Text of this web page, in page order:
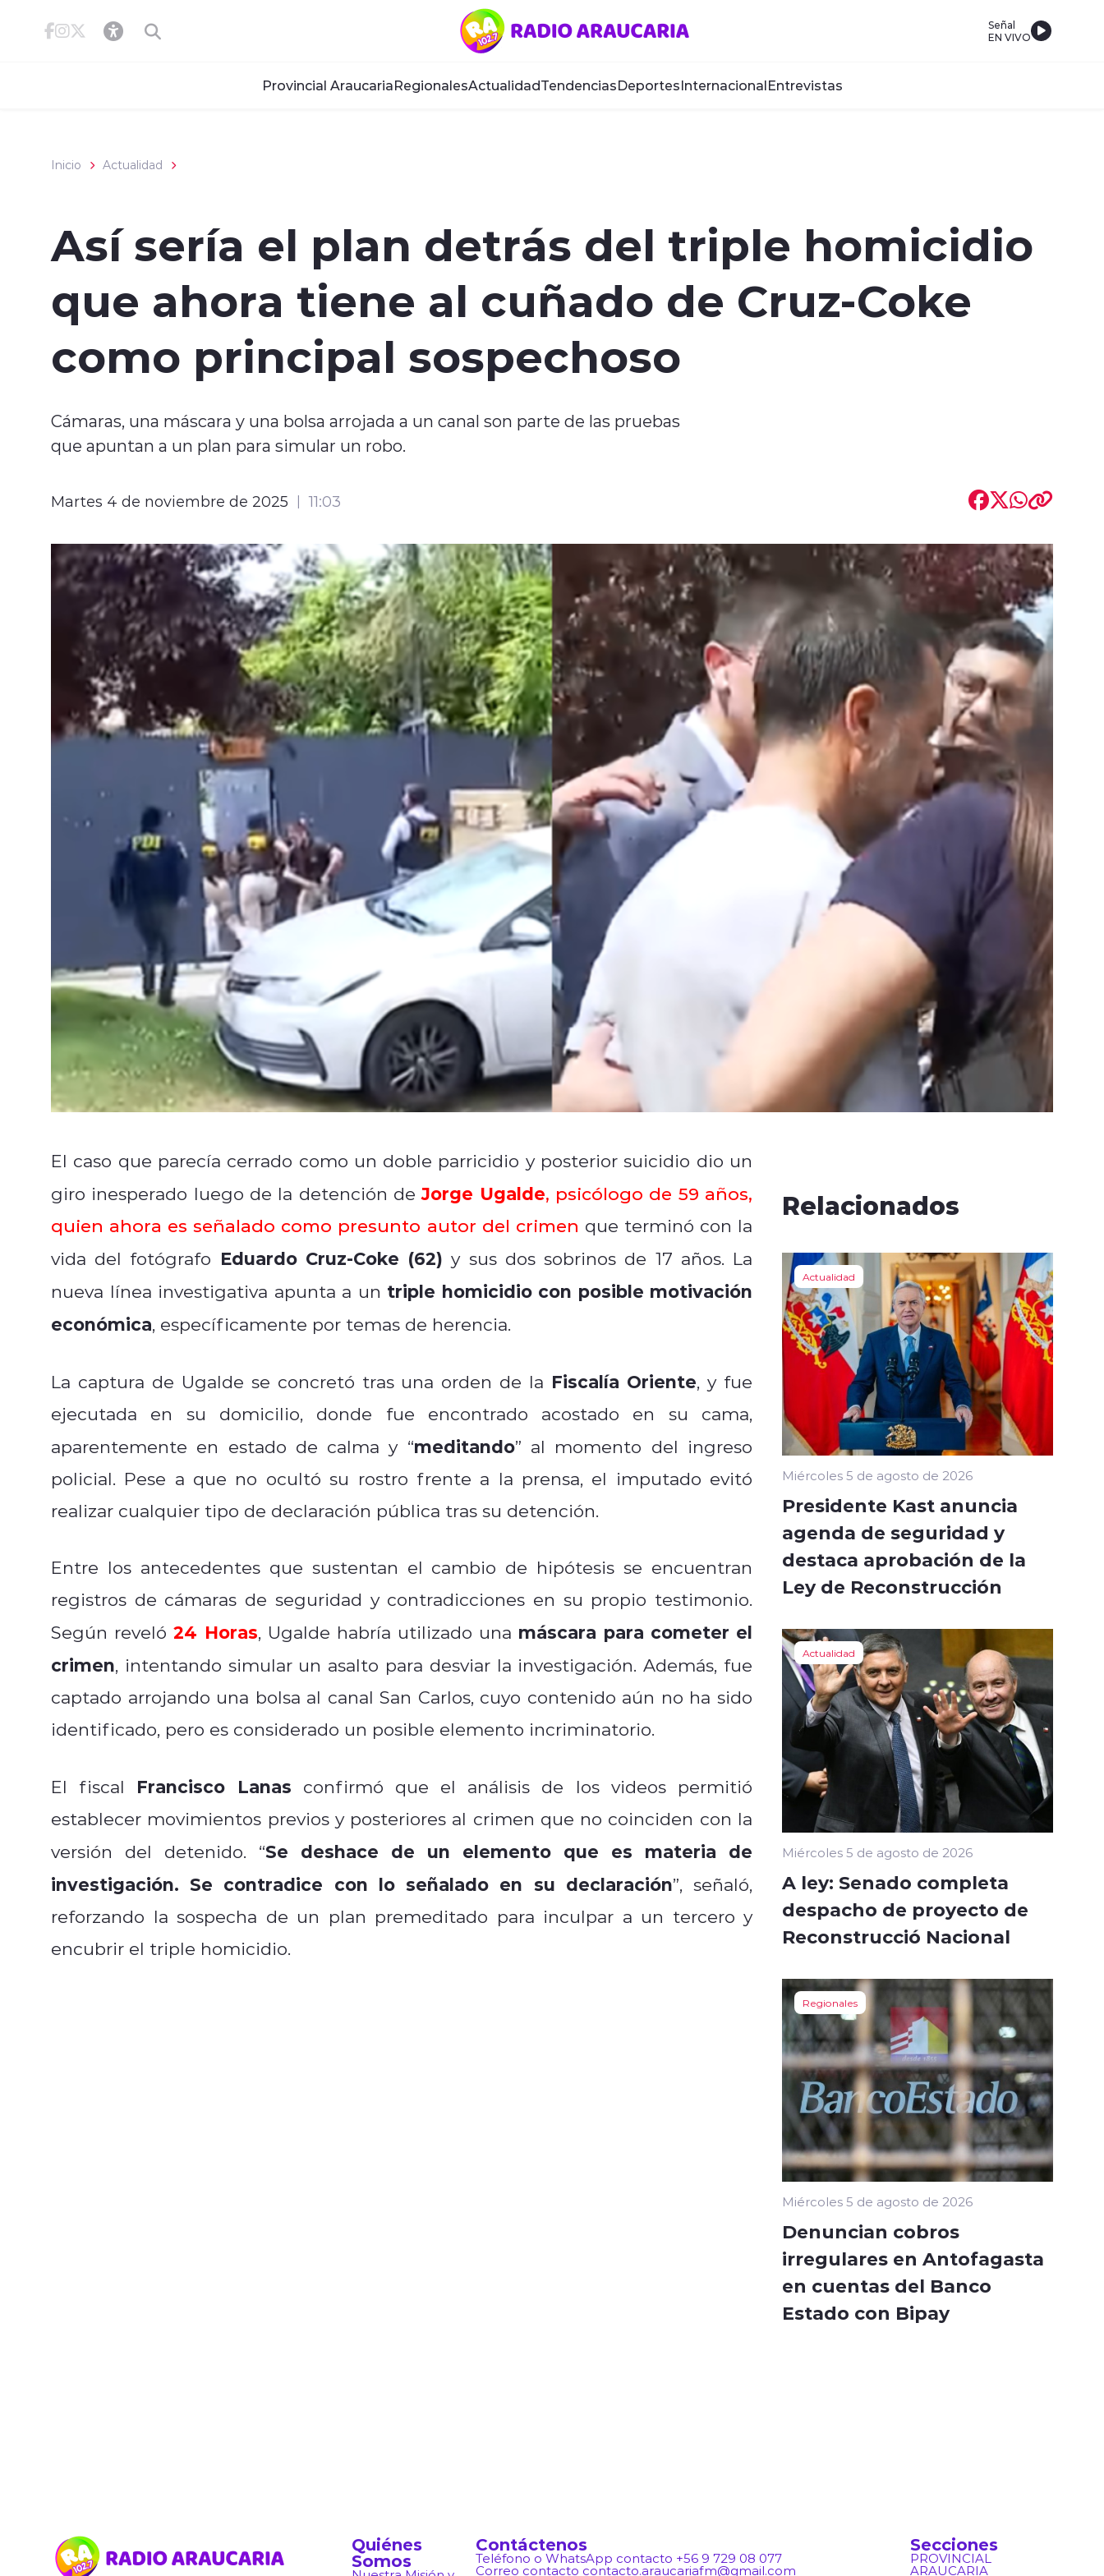
Señal
EN VIVO
Provincial AraucariaRegionalesActualidadTendenciasDeportesInternacionalEntrevistas
Inicio Actualidad
Así sería el plan detrás del triple homicidio
que ahora tiene al cuñado de Cruz-Coke
como principal sospechoso
Cámaras, una máscara y una bolsa arrojada a un canal son parte de las pruebas
que apuntan a un plan para simular un robo.
Martes 4 de noviembre de 2025 11:03
El caso que parecía cerrado como un doble parricidio y posterior suicidio dio un
giro inesperado luego de la detención deJorge Ugalde, psicólogo de 59 años,
quien ahora es señalado como presunto autor del crimen que terminó con la
vida del fotógrafo Eduardo Cruz-Coke (62) y sus dos sobrinos de 17 años. La
nueva línea investigativa apunta a un triple homicidio con posible motivación
económica, específicamente por temas de herencia.
La captura de Ugalde se concretó tras una orden de la Fiscalía Oriente, y fue
ejecutada en su domicilio, donde fue encontrado acostado en su cama,
aparentemente en estado de calma y “meditando” al momento del ingreso
policial. Pese a que no ocultó su rostro frente a la prensa, el imputado evitó
realizar cualquier tipo de declaración pública tras su detención.
Entre los antecedentes que sustentan el cambio de hipótesis se encuentran
registros de cámaras de seguridad y contradicciones en su propio testimonio.
Según reveló 24 Horas, Ugalde habría utilizado una máscara para cometer el
crimen, intentando simular un asalto para desviar la investigación. Además, fue
captado arrojando una bolsa al canal San Carlos, cuyo contenido aún no ha sido
identificado, pero es considerado un posible elemento incriminatorio.
El fiscal Francisco Lanas confirmó que el análisis de los videos permitió
establecer movimientos previos y posteriores al crimen que no coinciden con la
versión del detenido. “Se deshace de un elemento que es materia de
investigación. Se contradice con lo señalado en su declaración”, señaló,
reforzando la sospecha de un plan premeditado para inculpar a un tercero y
encubrir el triple homicidio.
Relacionados
Actualidad
Miércoles 5 de agosto de 2026
Presidente Kast anuncia
agenda de seguridad y
destaca aprobación de la
Ley de Reconstrucción
Actualidad
Miércoles 5 de agosto de 2026
A ley: Senado completa
despacho de proyecto de
Reconstrucció Nacional
Regionales
Miércoles 5 de agosto de 2026
Denuncian cobros
irregulares en Antofagasta
en cuentas del Banco
Estado con Bipay
Quiénes
Somos
Contáctenos
Teléfono o WhatsApp contacto +56 9 729 08 077
Correo contacto contacto.araucariafm@gmail.com
Secciones
PROVINCIAL
ARAUCARIA